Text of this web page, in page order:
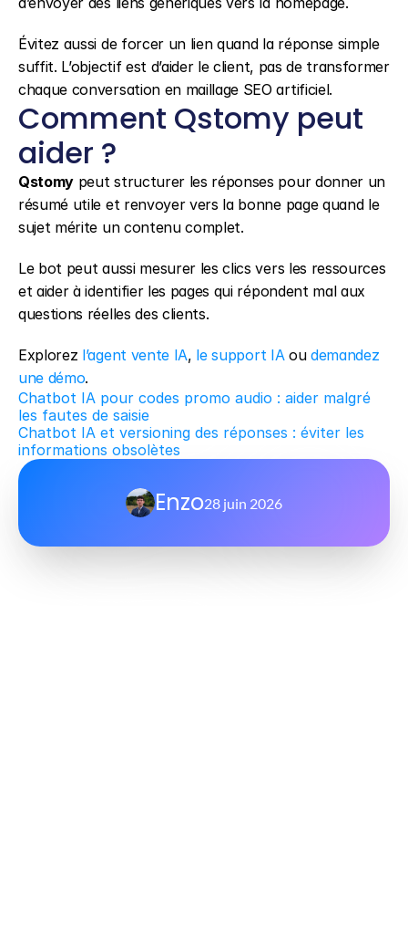
Évitez aussi de forcer un lien quand la réponse simple
suffit. L’objectif est d’aider le client, pas de transformer
chaque conversation en maillage SEO artificiel.
Comment Qstomy peut
aider ?
Qstomy peut structurer les réponses pour donner un
résumé utile et renvoyer vers la bonne page quand le
sujet mérite un contenu complet.
Le bot peut aussi mesurer les clics vers les ressources
et aider à identifier les pages qui répondent mal aux
questions réelles des clients.
Explorez l’agent vente IA, le support IA ou demandez
une démo.
Chatbot IA pour codes promo audio : aider malgré
les fautes de saisie
Chatbot IA et versioning des réponses : éviter les
informations obsolètes
Enzo28 juin 2026